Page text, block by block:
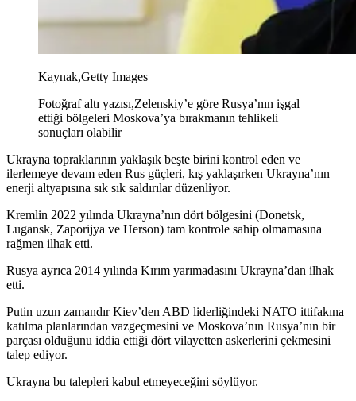
Kaynak,Getty Images
Fotoğraf altı yazısı,Zelenskiy’e göre Rusya’nın işgal
ettiği bölgeleri Moskova’ya bırakmanın tehlikeli
sonuçları olabilir
Ukrayna topraklarının yaklaşık beşte birini kontrol eden ve
ilerlemeye devam eden Rus güçleri, kış yaklaşırken Ukrayna’nın
enerji altyapısına sık sık saldırılar düzenliyor.
Kremlin 2022 yılında Ukrayna’nın dört bölgesini (Donetsk,
Lugansk, Zaporijya ve Herson) tam kontrole sahip olmamasına
rağmen ilhak etti.
Rusya ayrıca 2014 yılında Kırım yarımadasını Ukrayna’dan ilhak
etti.
Putin uzun zamandır Kiev’den ABD liderliğindeki NATO ittifakına
katılma planlarından vazgeçmesini ve Moskova’nın Rusya’nın bir
parçası olduğunu iddia ettiği dört vilayetten askerlerini çekmesini
talep ediyor.
Ukrayna bu talepleri kabul etmeyeceğini söylüyor.